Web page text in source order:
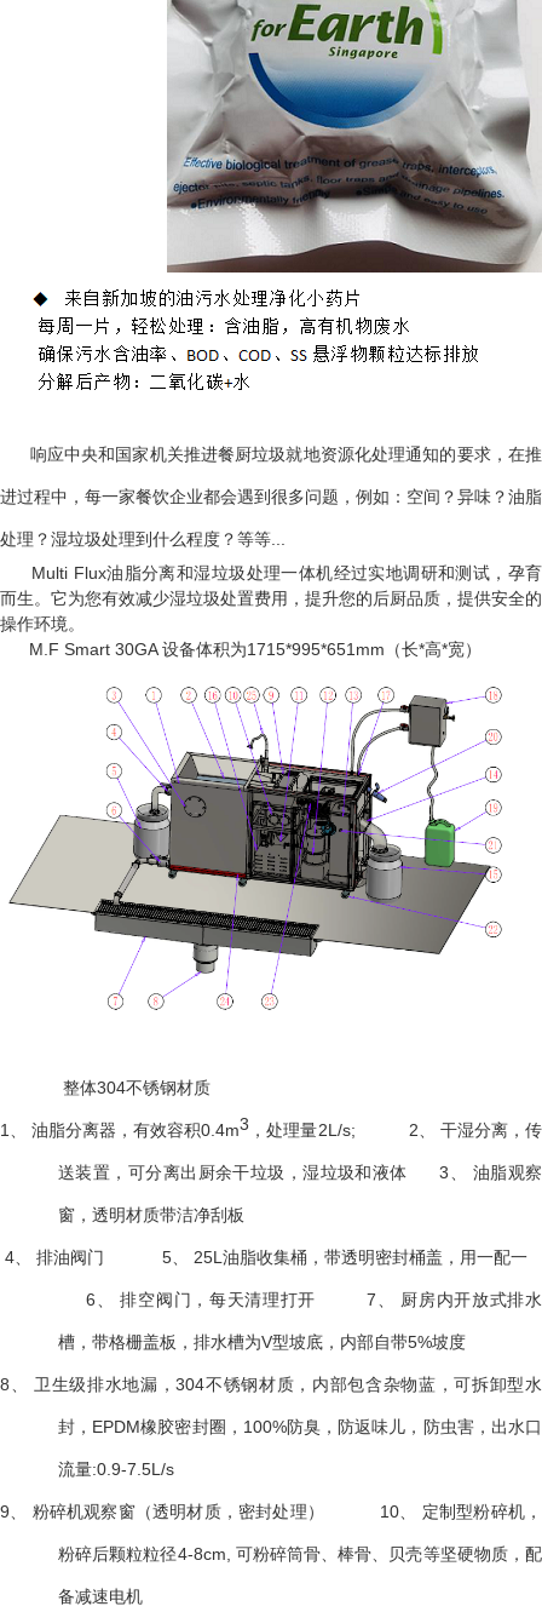
响应中央和国家机关推进餐厨垃圾就地资源化处理通知的要求，在推
进过程中，每一家餐饮企业都会遇到很多问题，例如：空间？异味？油脂
处理？湿垃圾处理到什么程度？等等
Multi Flux油脂分离和湿垃圾处理一体机经过实地调研和测试，孕育
而生。它为您有效减少湿垃圾处置费用，提升您的后厨品质，提供安全的
操作环境。
M.F Smart 30GA设备体积为1715*995*651mm （长*高*宽）
整体304不锈钢材质
1、油脂分离器，有效容积0.4m3 ，处理量2L/s; 2、 干湿分离，传
送装置，可分离出厨余干垃圾，湿垃圾和液体 3、 油脂观察
窗，透明材质带洁净刮板
4、 排油阀门 5、 25L油脂收集桶，带透明密封桶盖，用一配一
6、排空阀门，每天清理打开7、 厨房内开放式排水
槽，带格栅盖板，排水槽为V型坡底，内部自带5%坡度
8、 卫生级排水地漏，304不锈钢材质，内部包含杂物蓝，可拆卸型水
封，EPDM橡胶密封圈，100%防臭，防返味儿，防虫害，出水口
流量:0.9-7.5L/s
9、 粉碎机观察窗（透明材质，密封处理） 10、 定制型粉碎机，
粉碎后颗粒粒径4-8cm, 可粉碎筒骨、棒骨、贝壳等坚硬物质，配
备减速电机